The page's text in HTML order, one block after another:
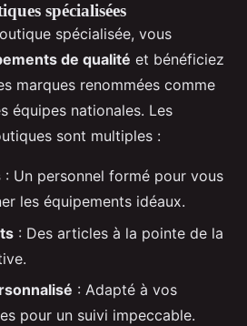
spécialisées
spécialisée, vous
de qualité et bénéficiez
marques renommées comme
équipes nationales. Les
sont multiples :
: Un personnel formé pour vous
les équipements idéaux.
: Des articles à la pointe de la
: Adapté à vos
pour un suivi impeccable.